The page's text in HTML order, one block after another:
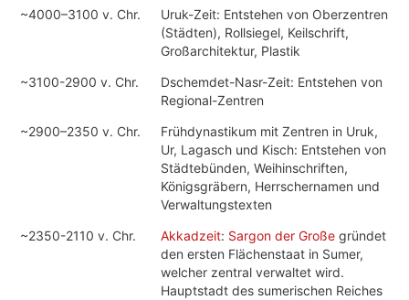
~4000–3100 v. Chr.
Uruk-Zeit: Entstehen von Oberzentren
(Städten), Rollsiegel, Keilschrift,
Großarchitektur, Plastik
~3100-2900 v. Chr.
Dschemdet-Nasr-Zeit: Entstehen von
Regional-Zentren
~2900–2350 v. Chr.
Frühdynastikum mit Zentren in Uruk,
Ur, Lagasch und Kisch: Entstehen von
Städtebünden, Weihinschriften,
Königsgräbern, Herrschernamen und
Verwaltungstexten
~2350-2110 v. Chr.
Akkadzeit: Sargon der Große gründet
den ersten Flächenstaat in Sumer,
welcher zentral verwaltet wird.
Hauptstadt des sumerischen Reiches